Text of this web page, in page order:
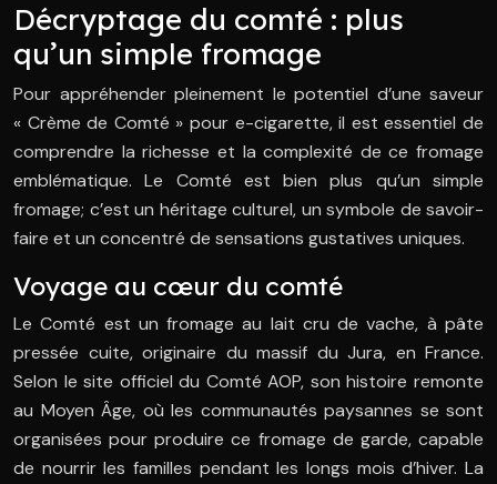
Décryptage du comté : plus
qu’un simple fromage
Pour appréhender pleinement le potentiel d’une saveur
« Crème de Comté » pour e-cigarette, il est essentiel de
comprendre la richesse et la complexité de ce fromage
emblématique. Le Comté est bien plus qu’un simple
fromage; c’est un héritage culturel, un symbole de savoir-
faire et un concentré de sensations gustatives uniques.
Voyage au cœur du comté
Le Comté est un fromage au lait cru de vache, à pâte
pressée cuite, originaire du massif du Jura, en France.
Selon le site officiel du Comté AOP, son histoire remonte
au Moyen Âge, où les communautés paysannes se sont
organisées pour produire ce fromage de garde, capable
de nourrir les familles pendant les longs mois d’hiver. La